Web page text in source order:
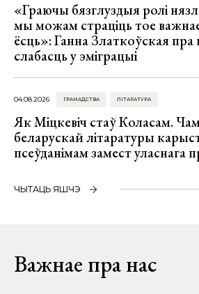
«Граючы бязглуздыя ролі
мы можам страціць тое
ёсць»: Ганна Златкоўская пра
слабасць у эміграцыі
04.08.2026 ГРАМАДСТВА ЛІТАРАТУРА
Як Міцкевіч стаў Коласам.
беларускай літаратуры
псеўданімам замест уласнага
ЧЫТАЦЬ ЯШЧЭ
Важнае пра нас